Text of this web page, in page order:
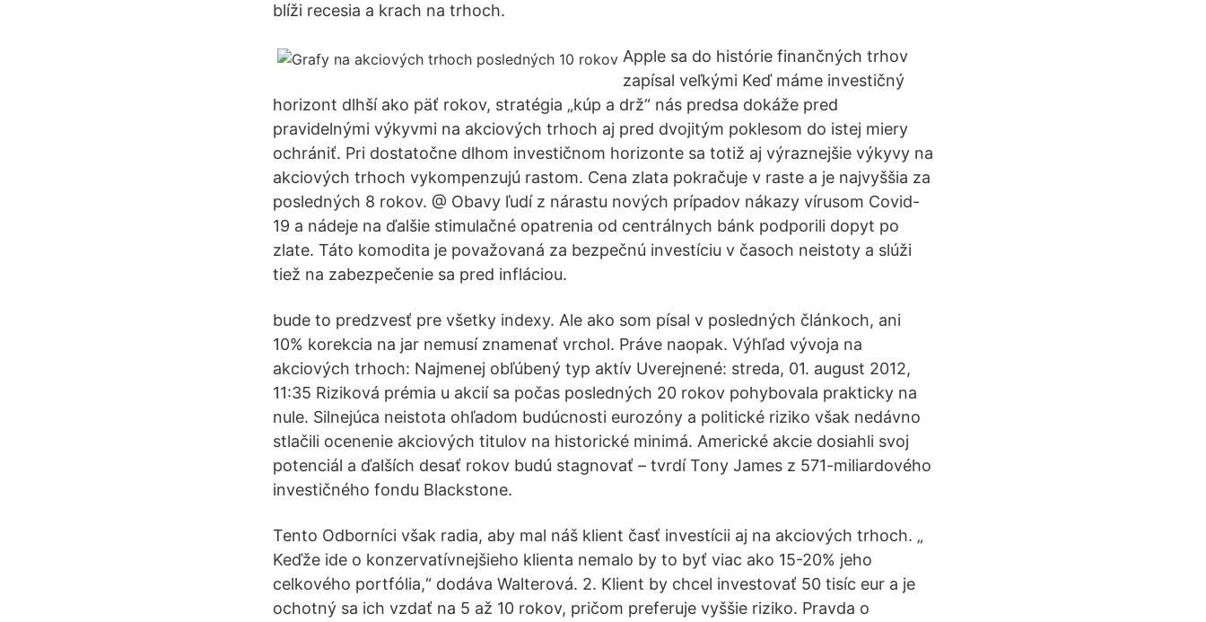
blíži recesia a krach na trhoch.
Apple sa do histórie finančných trhov
zapísal veľkými Keď máme investičný
horizont dlhší ako päť rokov, stratégia „kúp a drž“ nás predsa dokáže pred
pravidelnými výkyvmi na akciových trhoch aj pred dvojitým poklesom do istej miery
ochrániť. Pri dostatočne dlhom investičnom horizonte sa totiž aj výraznejšie výkyvy na
akciových trhoch vykompenzujú rastom. Cena zlata pokračuje v raste a je najvyššia za
posledných 8 rokov. @ Obavy ľudí z nárastu nových prípadov nákazy vírusom Covid-
19 a nádeje na ďalšie stimulačné opatrenia od centrálnych bánk podporili dopyt po
zlate. Táto komodita je považovaná za bezpečnú investíciu v časoch neistoty a slúži
tiež na zabezpečenie sa pred infláciou.
bude to predzvesť pre všetky indexy. Ale ako som písal v posledných článkoch, ani
10% korekcia na jar nemusí znamenať vrchol. Práve naopak. Výhľad vývoja na
akciových trhoch: Najmenej obľúbený typ aktív Uverejnené: streda, 01. august 2012,
11:35 Riziková prémia u akcií sa počas posledných 20 rokov pohybovala prakticky na
nule. Silnejúca neistota ohľadom budúcnosti eurozóny a politické riziko však nedávno
stlačili ocenenie akciových titulov na historické minimá. Americké akcie dosiahli svoj
potenciál a ďalších desať rokov budú stagnovať – tvrdí Tony James z 571-miliardového
investičného fondu Blackstone.
Tento Odborníci však radia, aby mal náš klient časť investícii aj na akciových trhoch. „
Keďže ide o konzervatívnejšieho klienta nemalo by to byť viac ako 15-20% jeho
celkového portfólia,“ dodáva Walterová. 2. Klient by chcel investovať 50 tisíc eur a je
ochotný sa ich vzdať na 5 až 10 rokov, pričom preferuje vyššie riziko. Pravda o